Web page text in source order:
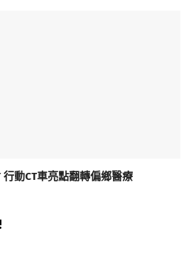
動CT車亮點翻轉偏鄉醫療